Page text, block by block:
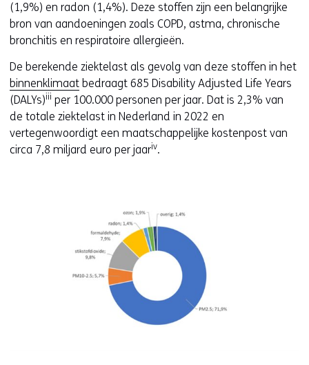
(1,9%) en radon (1,4%). Deze stoffen zijn een belangrijke
bron van aandoeningen zoals COPD, astma, chronische
bronchitis en respiratoire allergieën.
De berekende ziektelast als gevolg van deze stoffen in het
binnenklimaat bedraagt 685 Disability Adjusted Life Years
(DALYs)iii per 100.000 personen per jaar. Dat is 2,3% van
de totale ziektelast in Nederland in 2022 en
vertegenwoordigt een maatschappelijke kostenpost van
circa 7,8 miljard euro per jaariv.